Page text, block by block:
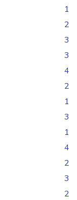
1
2
3
3
4
2
1
3
1
4
2
3
2